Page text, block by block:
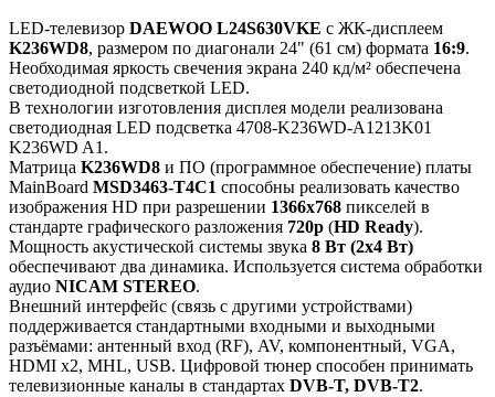
LED-телевизор DAEWOO L24S630VKE с ЖК-дисплеем
K236WD8, размером по диагонали 24" (61 см) формата 16:9.
Необходимая яркость свечения экрана 240 кд/м² обеспечена
светодиодной подсветкой LED.
В технологии изготовления дисплея модели реализована
светодиодная LED подсветка 4708-K236WD-A1213K01
K236WD A1.
Матрица K236WD8 и ПО (программное обеспечение) платы
MainBoard MSD3463-T4C1 способны реализовать качество
изображения HD при разрешении 1366x768 пикселей в
стандарте графического разложения 720p (HD Ready).
Мощность акустической системы звука 8 Вт (2х4 Вт)
обеспечивают два динамика. Используется система обработки
аудио NICAM STEREO.
Внешний интерфейс (связь с другими устройствами)
поддерживается стандартными входными и выходными
разъёмами: антенный вход (RF), AV, компонентный, VGA,
HDMI x2, MHL, USB. Цифровой тюнер способен принимать
телевизионные каналы в стандартах DVB-T, DVB-T2.